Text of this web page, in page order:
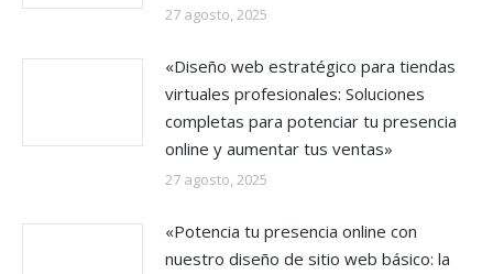
27 agosto, 2025
«Diseño web estratégico para tiendas
virtuales profesionales: Soluciones
completas para potenciar tu presencia
online y aumentar tus ventas»
27 agosto, 2025
«Potencia tu presencia online con
nuestro diseño de sitio web básico: la